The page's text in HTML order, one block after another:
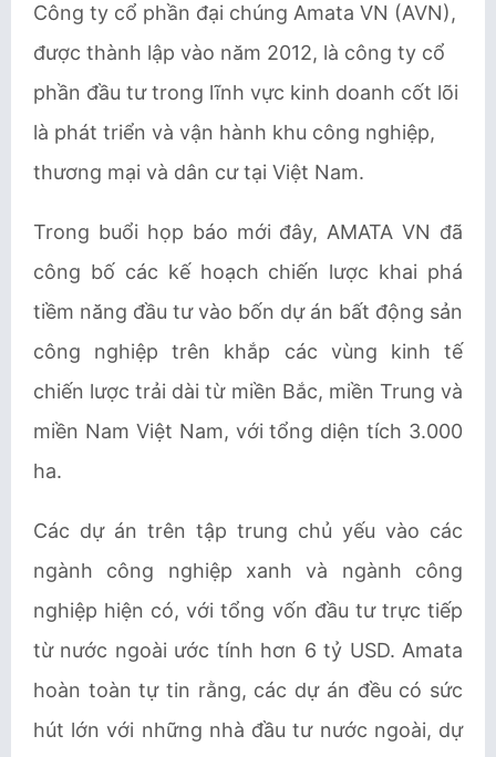
Công ty cổ phần đại chúng Amata VN (AVN),
được thành lập vào năm 2012, là công ty cổ
phần đầu tư trong lĩnh vực kinh doanh cốt lõi
là phát triển và vận hành khu công nghiệp,
thương mại và dân cư tại Việt Nam.
Trong buổi họp báo mới đây, AMATA VN đã
công bố các kế hoạch chiến lược khai phá
tiềm năng đầu tư vào bốn dự án bất động sản
công nghiệp trên khắp các vùng kinh tế
chiến lược trải dài từ miền Bắc, miền Trung và
miền Nam Việt Nam, với tổng diện tích 3.000
ha.
Các dự án trên tập trung chủ yếu vào các
ngành công nghiệp xanh và ngành công
nghiệp hiện có, với tổng vốn đầu tư trực tiếp
từ nước ngoài ước tính ​​hơn 6 tỷ USD. Amata
hoàn toàn tự tin rằng, các dự án đều có sức
hút lớn với những nhà đầu tư nước ngoài, dự